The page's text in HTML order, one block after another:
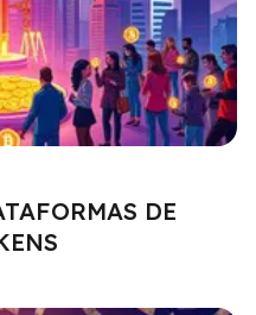
DE